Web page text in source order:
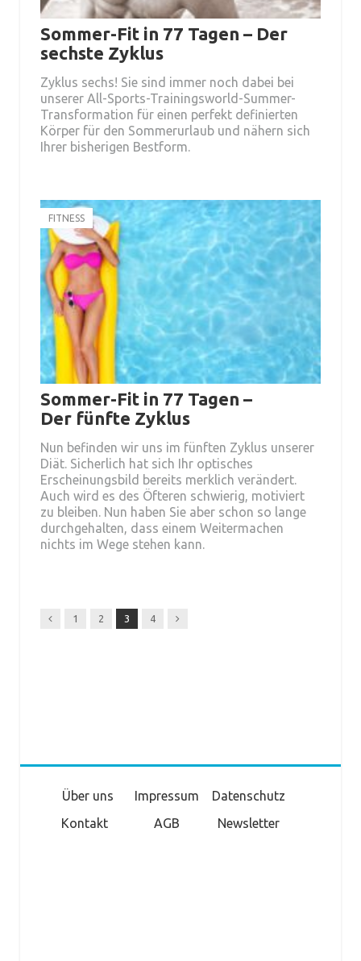
Sommer-Fit in 77 Tagen – Der
sechste Zyklus
Zyklus sechs! Sie sind immer noch dabei bei
unserer All-Sports-Trainingsworld-Summer-
Transformation für einen perfekt definierten
Körper für den Sommerurlaub und nähern sich
Ihrer bisherigen Bestform.
FITNESS
Sommer-Fit in 77 Tagen –
Der fünfte Zyklus
Nun befinden wir uns im fünften Zyklus unserer
Diät. Sicherlich hat sich Ihr optisches
Erscheinungsbild bereits merklich verändert.
Auch wird es des Öfteren schwierig, motiviert
zu bleiben. Nun haben Sie aber schon so lange
durchgehalten, dass einem Weitermachen
nichts im Wege stehen kann.
Previous
1 2 3 4 Next
Über uns Impressum
Datenschutz
Kontakt
AGB Newsletter